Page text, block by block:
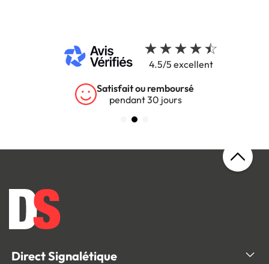
4.5/5 excellent
Satisfait ou remboursé
pendant 30 jours
Direct Signalétique